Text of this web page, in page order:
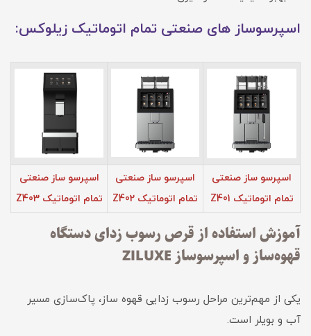
اسپرسوساز های صنعتی تمام اتوماتیک زیلوکس:
اسپرسو ساز صنعتی
تمام اتوماتیک Z401
اسپرسو ساز صنعتی
تمام اتوماتیک Z402
اسپرسو ساز صنعتی
تمام اتوماتیک Z403
آموزش استفاده از قرص رسوب زدای دستگاه
قهوه‌ساز و اسپرسوساز ZILUXE
یکی از مهم‌ترین مراحل رسوب زدایی قهوه ساز، پاک‌سازی مسیر
آب و بویلر است.